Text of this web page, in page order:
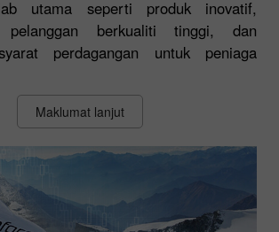
utama seperti produk inovatif,
pelanggan berkualiti tinggi, dan
perdagangan untuk peniaga
Maklumat lanjut